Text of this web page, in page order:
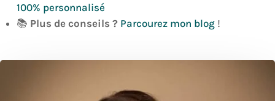
100% personnalisé
📚 Plus de conseils ? Parcourez mon blog !